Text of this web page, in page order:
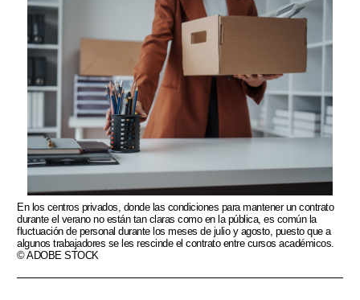
En los centros privados, donde las condiciones para mantener un contrato
durante el verano no están tan claras como en la pública, es común la
fluctuación de personal durante los meses de julio y agosto, puesto que a
algunos trabajadores se les rescinde el contrato entre cursos académicos.
© ADOBE STOCK